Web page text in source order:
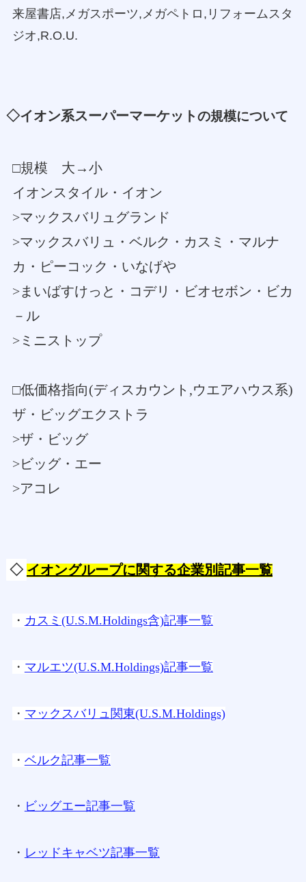
来屋書店,メガスポーツ,メガペトロ,リフォームスタ
ジオ,R.O.U.
◇イオン系スーパーマーケットの規模について
□規模 大→小
イオンスタイル・イオン
>マックスバリュグランド
>マックスバリュ・ベルク・カスミ・マルナ
カ・ピーコック・いなげや
>まいばすけっと・コデリ・ビオセボン・ビカ
－ル
>ミニストップ
□低価格指向(ディスカウント,ウエアハウス系)
ザ・ビッグエクストラ
>ザ・ビッグ
>ビッグ・エー
>アコレ
◇ イオングループに関する企業別記事一覧
・ カスミ(U.S.M.Holdings含)記事一覧
・ マルエツ(U.S.M.Holdings)記事一覧
・ マックスバリュ関東(U.S.M.Holdings)
・ ベルク記事一覧
・ ビッグエー記事一覧
・ レッドキャベツ記事一覧